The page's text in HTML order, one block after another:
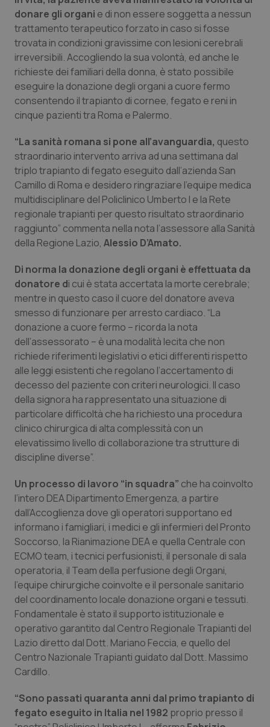
Friuli Venezia Giulia
Lazio
Liguria
Lombardia
Marche
Molise
Piemonte
Provincia Autonoma di Bolzano
Provincia Autonoma di Trento
Puglia
Sardegna
Sicilia
Toscana
Umbria
Valle D’Aosta
Veneto
Dermatite Atopica
Diabete & glucometri
Disturbi dell’umore
Dolore
Donna & Salute
Epatiti
HIV
Infezioni & Febbre
Ipertensione & Scompenso
Malattie rare
Malattia di Crohn & Rettocolite Ulcerosa
Neuroscienze & patologie neurodegenerative
Obesità
Oftalmologia
Oncodermatologia
Oncoematologia
Oncologia & Nutrizione
Psoriasi & pelle
Quotidiano Cardiologia
Quotidiano Chirurgia
Quotidiano Oncologia
Quotidiano Pediatria
Rene & patologie urogenitali
donare gli organi e di non essere soggetta a nessun
trattamento terapeutico forzato in caso si fosse
trovata in condizioni gravissime con lesioni cerebrali
irreversibili. Accogliendo la sua volontà, ed anche le
richieste dei familiari della donna, è stato possibile
eseguire la donazione degli organi a cuore fermo
consentendo il trapianto di cornee, fegato e reni in
cinque pazienti tra Roma e Palermo.
“La sanità romana si pone all’avanguardia, questo
straordinario intervento arriva ad una settimana dal
triplo trapianto di fegato eseguito dall’azienda San
Camillo di Roma e desidero ringraziare l’equipe medica
multidisciplinare del Policlinico Umberto I e la Rete
regionale trapianti per questo risultato straordinario
raggiunto” commenta nella nota l’assessore alla Sanità
della Regione Lazio, Alessio D’Amato.
Di norma la donazione degli organi è effettuata da
donatore di cui è stata accertata la morte cerebrale;
mentre in questo caso il cuore del donatore aveva
smesso di funzionare per arresto cardiaco. “La
donazione a cuore fermo – ricorda la nota
dell’assessorato – è una modalità lecita che non
richiede riferimenti legislativi o etici differenti rispetto
alle leggi esistenti che regolano l’accertamento di
decesso del paziente con criteri neurologici. Il caso
della signora ha rappresentato una situazione di
particolare difficoltà che ha richiesto una procedura
clinico chirurgica di alta complessità con un
elevatissimo livello di collaborazione tra strutture di
discipline diverse”.
Un processo di lavoro “in squadra” che ha coinvolto
l’intero DEA Dipartimento Emergenza, a partire
dall’Accoglienza dove gli operatori supportano ed
informano i famigliari, i medici e gli infermieri del Pronto
Soccorso, la Rianimazione DEA e quella Centrale con
ECMO team, i tecnici perfusionisti, il personale di sala
operatoria, il Team della perfusione degli Organi,
l’equipe chirurgiche coinvolte e il personale sanitario
del coordinamento locale donazione organi e tessuti.
Fondamentale è stato il supporto istituzionale e
operativo garantito dal Centro Regionale Trapianti del
Lazio diretto dal Dott. Mariano Feccia, e quello del
Centro Nazionale Trapianti guidato dal Dott. Massimo
Cardillo.
“Sono passati quaranta anni dal primo trapianto di
fegato eseguito in Italia nel 1982 proprio presso il